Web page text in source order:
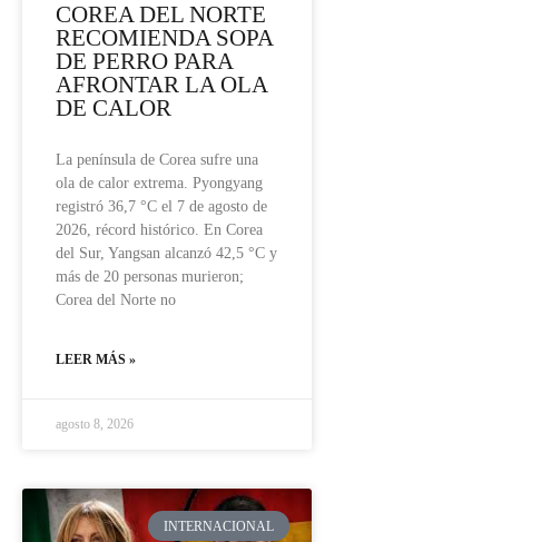
COREA DEL NORTE
RECOMIENDA SOPA
DE PERRO PARA
AFRONTAR LA OLA
DE CALOR
La península de Corea sufre una
ola de calor extrema. Pyongyang
registró 36,7 °C el 7 de agosto de
2026, récord histórico. En Corea
del Sur, Yangsan alcanzó 42,5 °C y
más de 20 personas murieron;
Corea del Norte no
LEER MÁS »
agosto 8, 2026
INTERNACIONAL